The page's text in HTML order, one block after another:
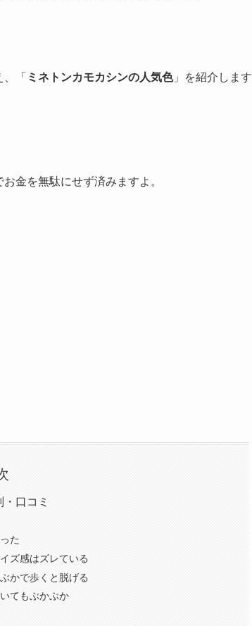
、「 ミネトンカモカシンの人気色」を紹介します
金を無駄にせず済みますよ。
口コミ
た
ズ感はズレている
かで歩くと脱げる
てもぶかぶか